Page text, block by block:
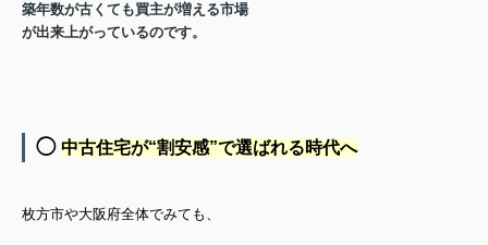
築年数が古くても買主が増える市場
が出来上がっているのです。
◯ 中古住宅が“割安感”で選ばれる時代へ
枚方市や大阪府全体でみても、